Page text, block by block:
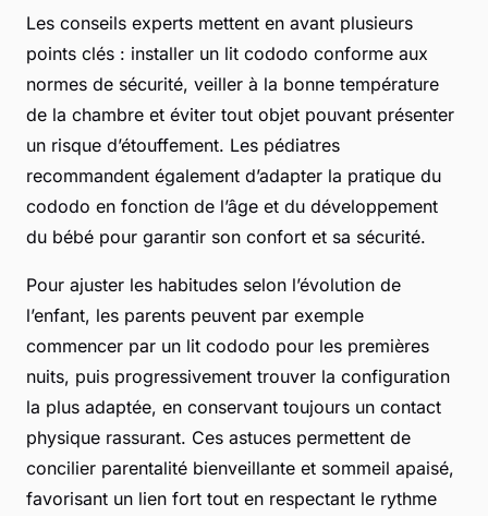
Les conseils experts mettent en avant plusieurs
points clés : installer un lit cododo conforme aux
normes de sécurité, veiller à la bonne température
de la chambre et éviter tout objet pouvant présenter
un risque d’étouffement. Les pédiatres
recommandent également d’adapter la pratique du
cododo en fonction de l’âge et du développement
du bébé pour garantir son confort et sa sécurité.
Pour ajuster les habitudes selon l’évolution de
l’enfant, les parents peuvent par exemple
commencer par un lit cododo pour les premières
nuits, puis progressivement trouver la configuration
la plus adaptée, en conservant toujours un contact
physique rassurant. Ces astuces permettent de
concilier parentalité bienveillante et sommeil apaisé,
favorisant un lien fort tout en respectant le rythme